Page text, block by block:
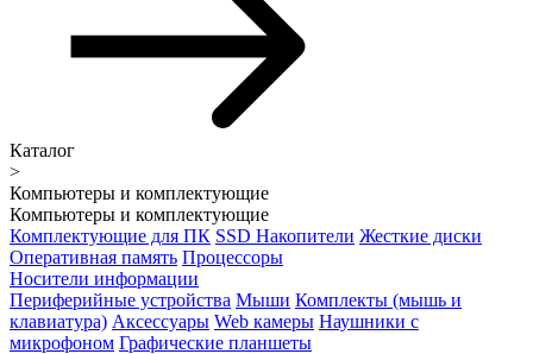
Каталог
>
Компьютеры и комплектующие
Компьютеры и комплектующие
Комплектующие для ПК SSD Накопители Жесткие диски
Оперативная память Процессоры
Носители информации
Периферийные устройства Мыши Комплекты (мышь и
клавиатура) Аксессуары Web камеры Наушники с
микрофоном Графические планшеты